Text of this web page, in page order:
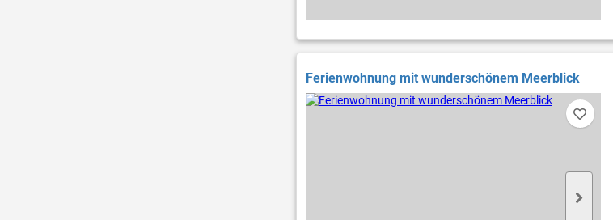
Ferienwohnung mit wunderschönem Meerblick